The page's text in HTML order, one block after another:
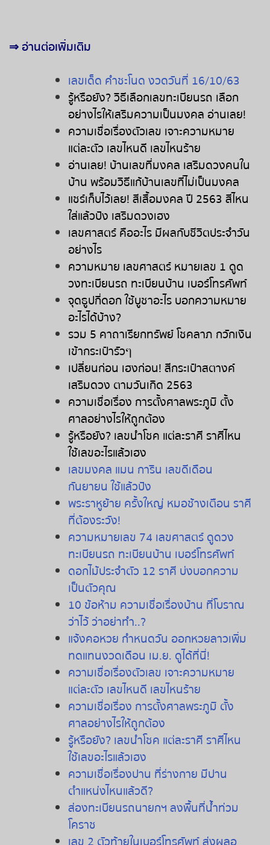
⇒อ่านต่อเพิ่มเติม
เลขเด็ด คำชะโนด งวดวันที่ 16/10/63
รู้หรือยัง?วิธีเลือกเลขทะเบียนรถ เลือก
อย่างไรให้เสริมความเป็นมงคล อ่านเลย!
ความเชื่อเรื่องตัวเลข เจาะความหมาย
แต่ละตัว เลขไหนดี เลขไหนร้าย
อ่านเลย! บ้านเลขที่มงคล เสริมดวงคนใน
บ้าน พร้อมวิธีแก้บ้านเลขที่ไม่เป็นมงคล
แชร์เก็บไว้เลย! สีเสื้อมงคลปี 2563 สีไหน
ใส่แล้วปัง เสริมดวงเฮง
เลขศาสตร์ คืออะไร มีผลกับชีวิตประจำวัน
อย่างไร
ความหมาย เลขศาสตร์ หมายเลข 1 ดูด
วงทะเบียนรถ ทะเบียนบ้าน เบอร์โทรศัพท์
จุดธูปกี่ดอกใช้บูชาอะไร บอกความหมาย
อะไรได้บ้าง?
รวม 5 คาถาเรียกทรัพย์โชคลาภ กวักเงิน
เข้ากระเป๋ารัวๆ
เปลี่ยนก่อน เฮงก่อน! สีกระเป๋าสตางค์
เสริมดวง ตามวันเกิด 2563
ความเชื่อเรื่อง การตั้งศาลพระภูมิ ตั้ง
ศาลอย่างไรให้ถูกต้อง
รู้หรือยัง? เลขนำโชค แต่ละราศี ราศีไหน
ใช้เลขอะไรแล้วเฮง
เลขมงคล แมน การิน เลขดีเดือน
กันยายน ใช้แล้วปัง
พระราหูย้าย ครั้งใหญ่ หมอช้างเตือน ราศี
ที่ต้องระวัง!
ความหมายเลข 74 เลขศาสตร์ ดูดวง
ทะเบียนรถ ทะเบียนบ้าน เบอร์โทรศัพท์
ดอกไม้ประจำตัว 12 ราศี บ่งบอกความ
เป็นตัวคุณ
10 ข้อห้าม ความเชื่อเรื่องบ้าน ที่โบราณ
ว่าไว้ว่าอย่าทำ..?
แจ้งคอหวย กำหนดวัน ออกหวยลาวเพิ่ม
ทดแทนงวดเดือน เม.ย. ดูได้ที่นี่!
ความเชื่อเรื่องตัวเลข เจาะความหมาย
แต่ละตัว เลขไหนดี เลขไหนร้าย
ความเชื่อเรื่อง การตั้งศาลพระภูมิ ตั้ง
ศาลอย่างไรให้ถูกต้อง
รู้หรือยัง? เลขนำโชค แต่ละราศี ราศีไหน
ใช้เลขอะไรแล้วเฮง
ความเชื่อเรื่องปาน ที่ร่างกาย มีปาน
ตำแหน่งไหนแล้วดี?
ส่องทะเบียนรถนายกฯ ลงพื้นที่น้ำท่วม
โคราช